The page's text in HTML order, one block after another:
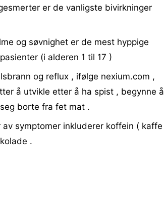
er de vanligste bivirkninger
og søvnighet er de mest hyppige
(i alderen 1 til 17 )
og reflux , ifølge nexium.com ,
å utvikle etter å ha spist , begynne å
borte fra fet mat .
symptomer inkluderer koffein ( kaffe
.